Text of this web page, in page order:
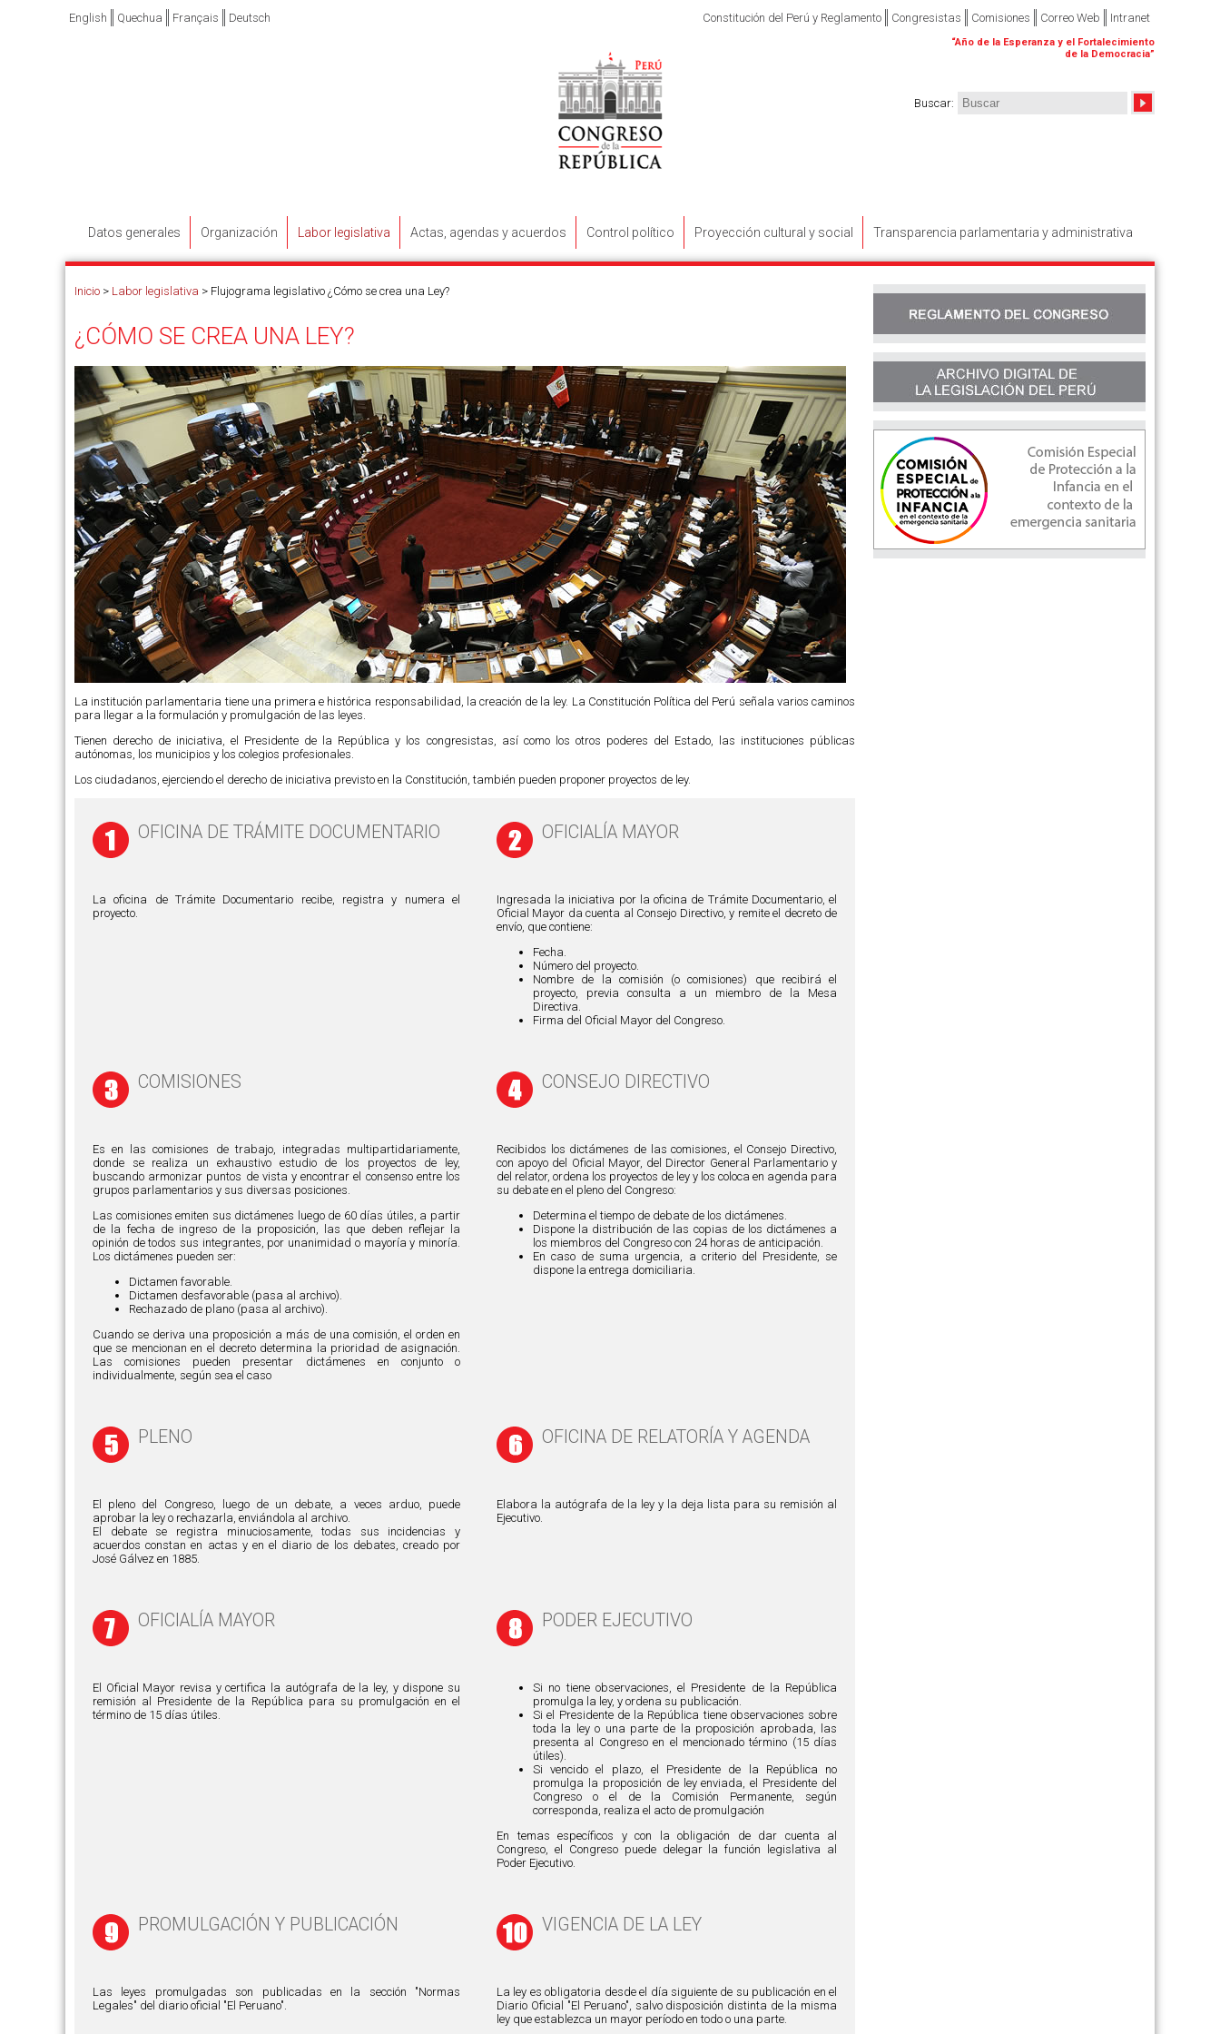
Constitución del Perú y Reglamento Congresistas Comisiones Correo Web Intranet
English Quechua Français Deutsch
“Año de la Esperanza y el Fortalecimiento
de la Democracia”
Buscar:
Datos generales Organización Labor legislativa Actas, agendas y acuerdos Control político Proyección cultural y social Transparencia parlamentaria y administrativa
Inicio > Labor legislativa > Flujograma legislativo ¿Cómo se crea una Ley?
¿CÓMO SE CREA UNA LEY?
La institución parlamentaria tiene una primera e histórica responsabilidad, la creación de la ley. La Constitución Política del Perú señala varios caminos
para llegar a la formulación y promulgación de las leyes.
Tienen derecho de iniciativa, el Presidente de la República y los congresistas, así como los otros poderes del Estado, las instituciones públicas
autónomas, los municipios y los colegios profesionales.
Los ciudadanos, ejerciendo el derecho de iniciativa previsto en la Constitución, también pueden proponer proyectos de ley.
OFICINA DE TRÁMITE DOCUMENTARIO
La oficina de Trámite Documentario recibe, registra y numera el
proyecto.
OFICIALÍA MAYOR
Ingresada la iniciativa por la oficina de Trámite Documentario, el
Oficial Mayor da cuenta al Consejo Directivo, y remite el decreto de
envío, que contiene:
Fecha.
Número del proyecto.
Nombre de la comisión (o comisiones) que recibirá el
proyecto, previa consulta a un miembro de la Mesa
Directiva.
Firma del Oficial Mayor del Congreso.
COMISIONES
Es en las comisiones de trabajo, integradas multipartidariamente,
donde se realiza un exhaustivo estudio de los proyectos de ley,
buscando armonizar puntos de vista y encontrar el consenso entre los
grupos parlamentarios y sus diversas posiciones.
Las comisiones emiten sus dictámenes luego de 60 días útiles, a partir
de la fecha de ingreso de la proposición, las que deben reflejar la
opinión de todos sus integrantes, por unanimidad o mayoría y minoría.
Los dictámenes pueden ser:
Dictamen favorable.
Dictamen desfavorable (pasa al archivo).
Rechazado de plano (pasa al archivo).
Cuando se deriva una proposición a más de una comisión, el orden en
que se mencionan en el decreto determina la prioridad de asignación.
Las comisiones pueden presentar dictámenes en conjunto o
individualmente, según sea el caso
CONSEJO DIRECTIVO
Recibidos los dictámenes de las comisiones, el Consejo Directivo,
con apoyo del Oficial Mayor, del Director General Parlamentario y
del relator, ordena los proyectos de ley y los coloca en agenda para
su debate en el pleno del Congreso:
Determina el tiempo de debate de los dictámenes.
Dispone la distribución de las copias de los dictámenes a
los miembros del Congreso con 24 horas de anticipación.
En caso de suma urgencia, a criterio del Presidente, se
dispone la entrega domiciliaria.
PLENO
El pleno del Congreso, luego de un debate, a veces arduo, puede
aprobar la ley o rechazarla, enviándola al archivo.
El debate se registra minuciosamente, todas sus incidencias y
acuerdos constan en actas y en el diario de los debates, creado por
José Gálvez en 1885.
OFICINA DE RELATORÍA Y AGENDA
Elabora la autógrafa de la ley y la deja lista para su remisión al
Ejecutivo.
OFICIALÍA MAYOR
El Oficial Mayor revisa y certifica la autógrafa de la ley, y dispone su
remisión al Presidente de la República para su promulgación en el
término de 15 días útiles.
PODER EJECUTIVO
Si no tiene observaciones, el Presidente de la República
promulga la ley, y ordena su publicación.
Si el Presidente de la República tiene observaciones sobre
toda la ley o una parte de la proposición aprobada, las
presenta al Congreso en el mencionado término (15 días
útiles).
Si vencido el plazo, el Presidente de la República no
promulga la proposición de ley enviada, el Presidente del
Congreso o el de la Comisión Permanente, según
corresponda, realiza el acto de promulgación
En temas específicos y con la obligación de dar cuenta al
Congreso, el Congreso puede delegar la función legislativa al
Poder Ejecutivo.
PROMULGACIÓN Y PUBLICACIÓN
Las leyes promulgadas son publicadas en la sección "Normas
Legales" del diario oficial "El Peruano".
VIGENCIA DE LA LEY
La ley es obligatoria desde el día siguiente de su publicación en el
Diario Oficial "El Peruano", salvo disposición distinta de la misma
ley que establezca un mayor período en todo o una parte.